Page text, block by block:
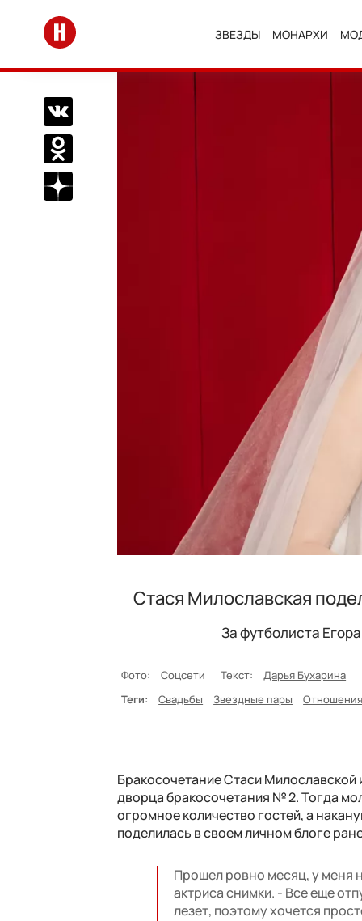
Перейти на главную
ЗВЕЗДЫ МОНАРХИ
Поделиться Вконтакте
Поделиться в Одноклассниках
Подписаться на нас в Дзен
Стася Милославская
За футболиста
Фото: Соцсети Текст:
Дарья Бухарина
Теги:
Свадьбы Звездные пары
Бракосочетание Стаси
дворца бракосочетания № 2. Тогда
огромное количество гостей, а
поделилась в своем личном блоге
Прошел ровно месяц, у меня
актриса снимки. - Все еще
лезет, поэтому хочется